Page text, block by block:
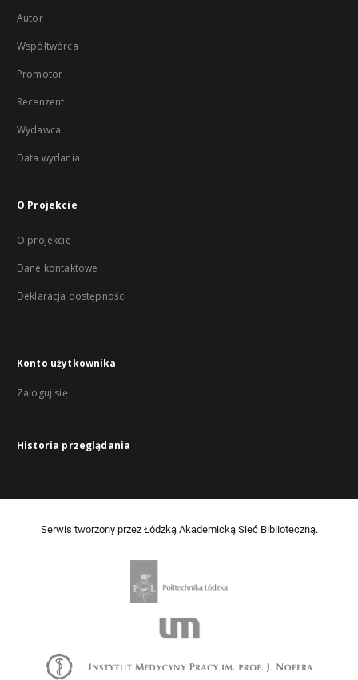
Autor
Współtwórca
Promotor
Recenzent
Wydawca
Data wydania
O Projekcie
O projekcie
Dane kontaktowe
Deklaracja dostępności
Konto użytkownika
Zaloguj się
Historia przeglądania
Serwis tworzony przez Łódzką Akademicką Sieć Biblioteczną.